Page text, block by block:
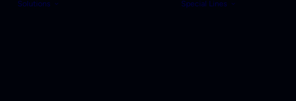
Solutions Special Lines